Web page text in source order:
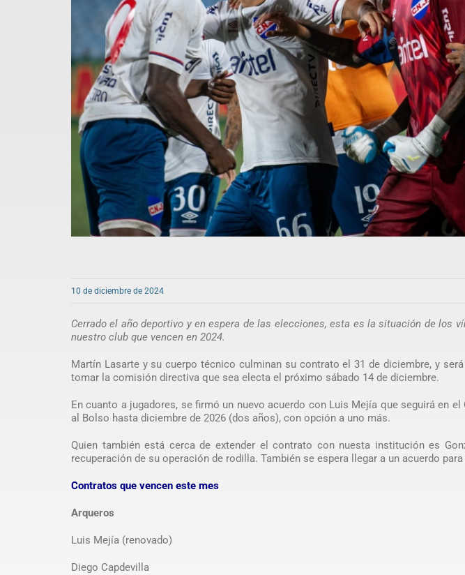
10 de diciembre de 2024
Cerrado el año deportivo y en espera de las elecciones, esta es la situación de los
nuestro club que vencen en 2024.
Martín Lasarte y su cuerpo técnico culminan su contrato el 31 de diciembre, y
tomar la comisión directiva que sea electa el próximo sábado 14 de diciembre.
En cuanto a jugadores, se firmó un nuevo acuerdo con Luis Mejía que seguirá en
al Bolso hasta diciembre de 2026 (dos años), con opción a uno más.
Quien también está cerca de extender el contrato con nuesta institución es
recuperación de su operación de rodilla. También se espera llegar a un acuerdo
Contratos que vencen este mes
Arqueros
Luis Mejía (renovado)
Diego Capdevilla